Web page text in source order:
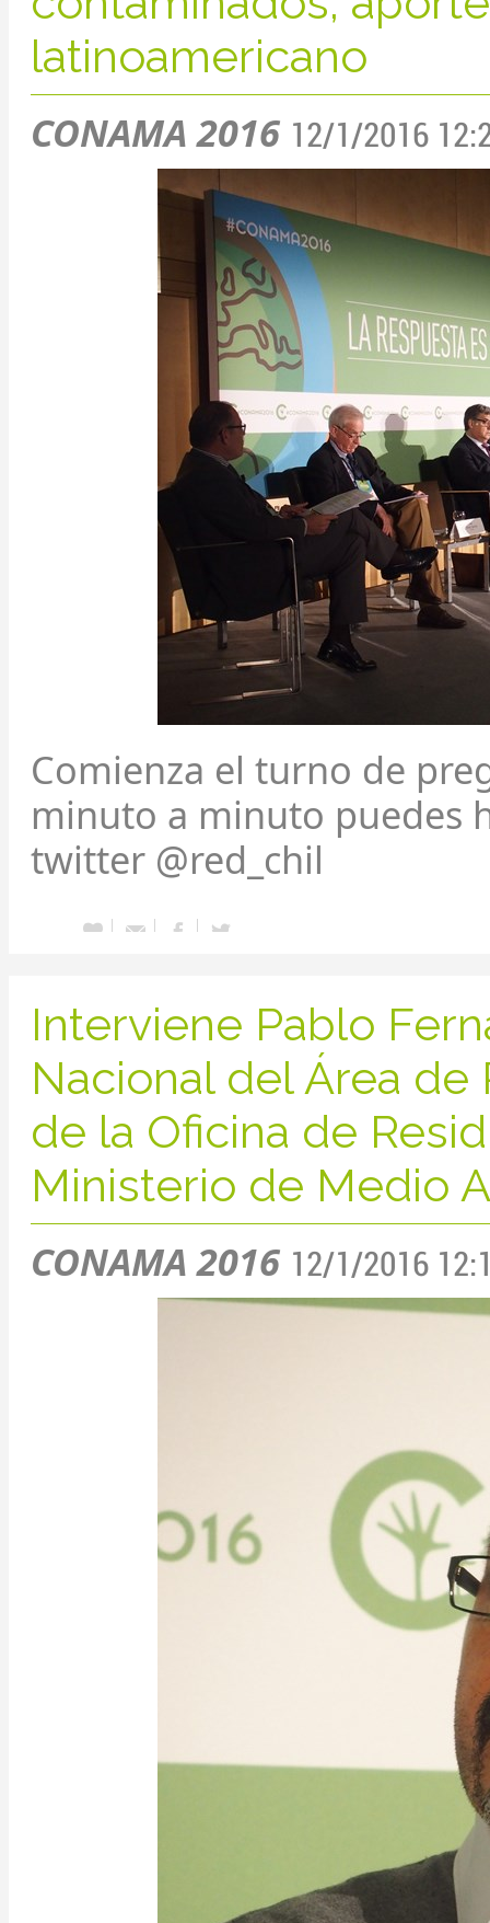
latinoamericano
CONAMA 2016 12/1/2016
Comienza el turno de
minuto a minuto puedes
twitter @red_chil
Interviene Pablo
Nacional del Área
de la Oficina de
Ministerio de Medio
CONAMA 2016 12/1/2016